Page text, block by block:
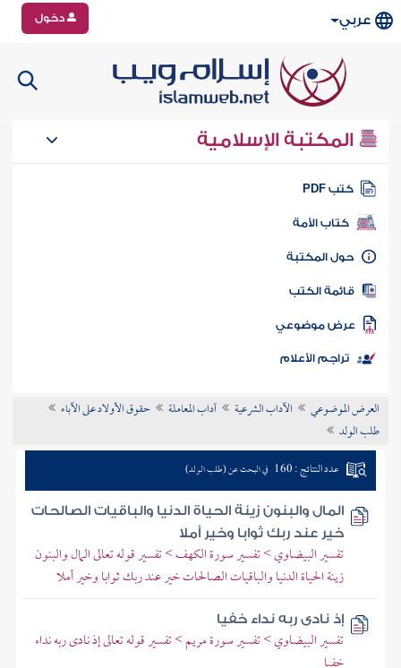
عربي دخول
المكتبة الإسلامية
كتب PDF
كتاب الأمة
المكتبة
الكتب
موضوعي
تراجم الأعلام
العرض الموضوعي الآداب الشرعية آداب المعاملة
حقوق الأولاد على الآباء
طلب الولد
عدد النتائج : 160 في البحث عن (طلب الولد)
المال والبنون زينة الحياة الدنيا والباقيات الصالحات
خير عند ربك ثوابا وخير أملا
تفسير البيضاوي > تفسير سورة الكهف > تفسير قوله تعالى المال والبنون
زينة الحياة الدنيا والباقيات الصالحات خير عند ربك ثوابا وخير أملا
إذ نادى ربه نداء خفيا
تفسير البيضاوي > تفسير سورة مريم > تفسير قوله تعالى إذ نادى ربه نداء